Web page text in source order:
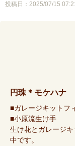
投稿日：2025/07/15
円珠＊モケハナ
■ガレージキットフ
■小原流生け手
生け花とガレージ
中です。